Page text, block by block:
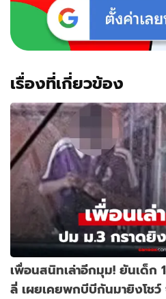
เรื่องที่เกี่ยวข้อง
เพื่อนสนิทเล่าอีกมุม! ยันเด็ก
ลี่ เผยเคยพกบีบีกันมายิงโช